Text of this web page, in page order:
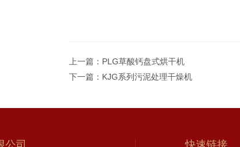
上一篇： PLG草酸钙盘式烘干机
下一篇： KJG系列污泥处理干燥机
公司 快速链接